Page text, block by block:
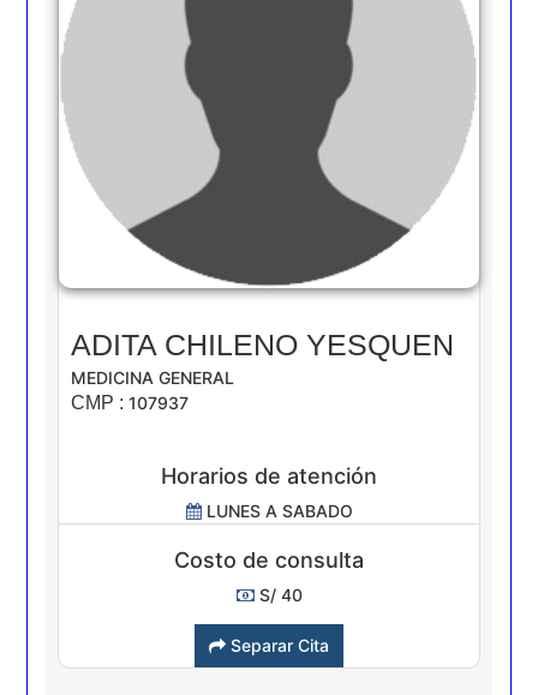
ADITA CHILENO YESQUEN
MEDICINA GENERAL
CMP : 107937
Horarios de atención
LUNES A SABADO
Costo de consulta
S/ 40
Separar Cita